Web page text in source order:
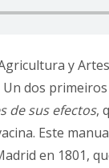
y
dos
de sus efectos,
Este
en 1801,